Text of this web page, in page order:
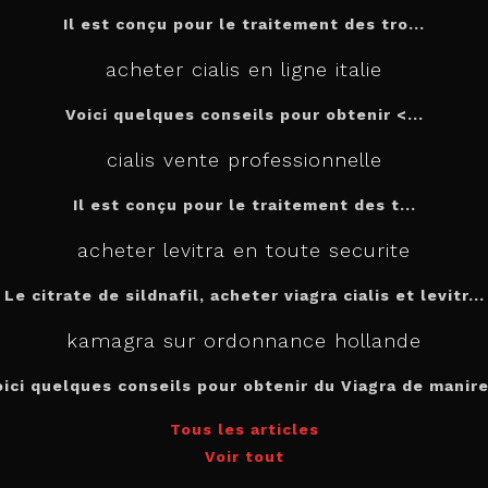
Il est conçu pour le traitement des tro...
acheter cialis en ligne italie
Voici quelques conseils pour obtenir <...
cialis vente professionnelle
Il est conçu pour le traitement des t...
acheter levitra en toute securite
Le citrate de sildnafil, acheter viagra cialis et levitr...
kamagra sur ordonnance hollande
quelques conseils pour obtenir du Viagra de
Tous les articles
Voir tout